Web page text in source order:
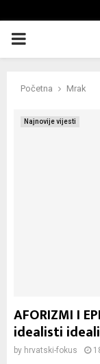
PRIMARY
Početna Mrak
Najnovije vijesti
AFORIZMI I
idealisti
by hrvatski-fokus